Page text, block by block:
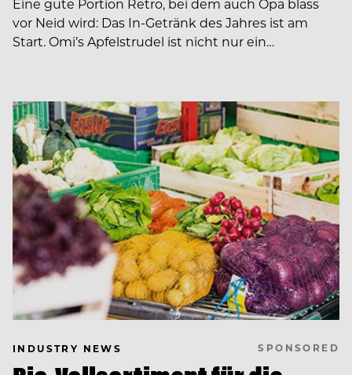
Eine gute Portion Retro, bei dem auch Opa blass
vor Neid wird: Das In-Getränk des Jahres ist am
Start. Omi’s Apfelstrudel ist nicht nur ein…
INDUSTRY NEWS SPONSORED